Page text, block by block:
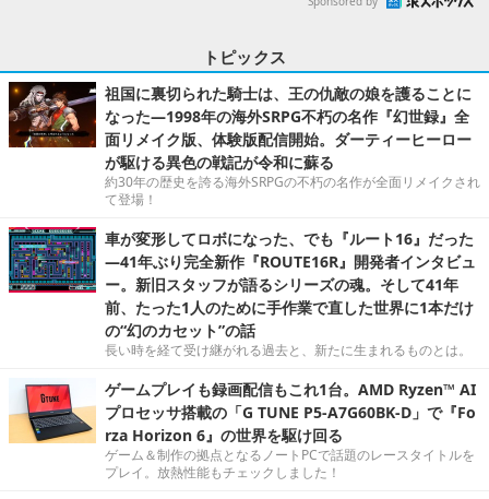
トピックス
祖国に裏切られた騎士は、王の仇敵の娘を護ることに
なった―1998年の海外SRPG不朽の名作『幻世録』全
面リメイク版、体験版配信開始。ダーティーヒーロー
が駆ける異色の戦記が令和に蘇る
約30年の歴史を誇る海外SRPGの不朽の名作が全面リメイクされ
て登場！
車が変形してロボになった、でも『ルート16』だった
―41年ぶり完全新作『ROUTE16R』開発者インタビュ
ー。新旧スタッフが語るシリーズの魂。そして41年
前、たった1人のために手作業で直した世界に1本だけ
の“幻のカセット”の話
長い時を経て受け継がれる過去と、新たに生まれるものとは。
ゲームプレイも録画配信もこれ1台。AMD Ryzen™ AI
プロセッサ搭載の「G TUNE P5-A7G60BK-D」で『Fo
rza Horizon 6』の世界を駆け回る
ゲーム＆制作の拠点となるノートPCで話題のレースタイトルを
プレイ。放熱性能もチェックしました！